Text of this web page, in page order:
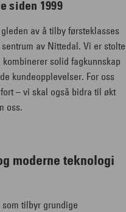
siden 1999
av å tilby førsteklasses
av Nittedal. Vi er stolte
solid fagkunnskap
kundeopplevelser. For oss
– vi skal også bidra til økt
oss.
moderne teknologi
tilbyr grundige